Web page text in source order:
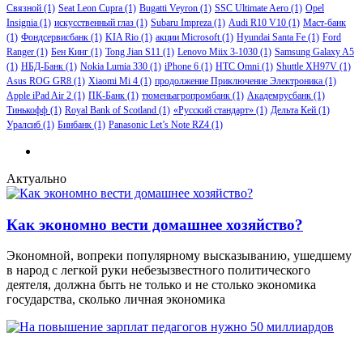
Связной (1) Seat Leon Cupra (1) Bugatti Veyron (1) SSC Ultimate Aero (1) Opel
Insignia (1) искусственный глаз (1) Subaru Impreza (1) Audi R10 V10 (1) Маст-банк
(1) Фондсервисбанк (1) KIA Rio (1) акции Microsoft(1) Hyundai Santa Fe (1) Ford
Ranger (1) Бен Кинг (1) Tong Jian S11 (1) Lenovo Miix 3-1030 (1) Samsung Galaxy A5
(1) НБД-Банк (1) Nokia Lumia 330 (1) iPhone 6 (1) HTC Omni (1) Shuttle XH97V (1)
Asus ROG GR8 (1) Xiaomi Mi 4 (1) продолжение Приключение Электроника (1)
Apple iPad Air 2 (1) ПК-Банк (1) тюменьагропромбанк (1) Академрусбанк (1)
Тинькофф (1) Royal Bank of Scotland (1) «Русский стандарт» (1) Дельта Кей (1)
Уралсиб (1) Бинбанк (1) Panasonic Let’s Note RZ4 (1)
Актуально
Как экономно вести домашнее хозяйство?
Экономной, вопреки популярному высказыванию, ушедшему
в народ с легкой руки небезызвестного политического
деятеля, должна быть не только и не столько экономика
государства, сколько личная экономика